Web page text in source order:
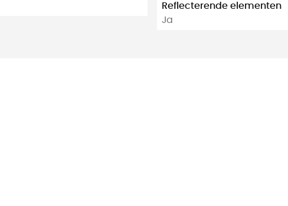
Reflecterende elementen
Ja